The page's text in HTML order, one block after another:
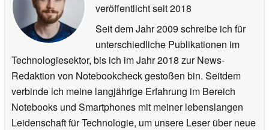
veröffentlichtseit 2018
Seit dem Jahr 2009 schreibe ich für
unterschiedliche Publikationen im
Technologiesektor, bis ich im Jahr 2018 zur News-
Redaktion von Notebookcheck gestoßen bin. Seitdem
verbinde ich meine langjährige Erfahrung im Bereich
Notebooks und Smartphones mit meiner lebenslangen
Leidenschaft für Technologie, um unsere Leser über neue